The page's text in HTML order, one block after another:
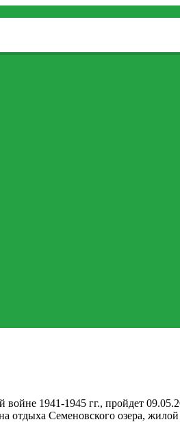
1941-1945 гг., пройдет
отдыха Семеновского озера,